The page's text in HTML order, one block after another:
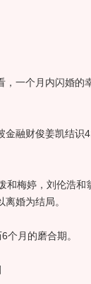
一个月内闪婚的
融财俊姜凯结识
梅婷，刘伦浩和
婚为结局。
月的磨合期。